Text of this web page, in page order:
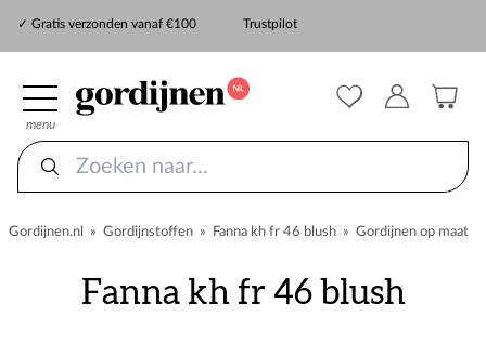
✓ Gratis verzonden vanaf €100
Trustpilot
menu
Gordijnen.nl » Gordijnstoffen » Fanna kh fr 46 blush » Gordijnen op maat
Fanna kh fr 46 blush